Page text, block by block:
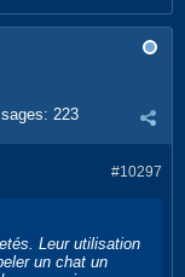
223
#10297
Leur utilisation
un chat un